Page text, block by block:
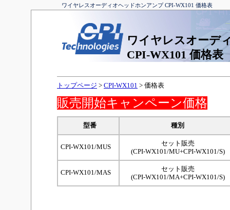
ワイヤレスオーディオヘッドホンアンプ CPI-WX101 価格表
ワイヤレスオーデ
CPI-WX101 価格表
トップページ > CPI-WX101 > 価格表
販売開始キャンペーン価格
型番 種別
CPI-WX101/MUS
セット販売
(CPI-WX101/MU+CPI-WX101/S)
CPI-WX101/MAS
セット販売
(CPI-WX101/MA+CPI-WX101/S)